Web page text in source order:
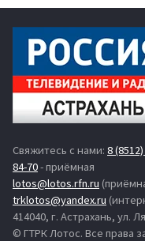
Свяжитесь с нами: 8
84-70- приёмная
lotos@lotos.rfn.ru
trklotos@yandex.ru
414040, г. Астрахань, ул.
© ГТРК Лотос. Все права